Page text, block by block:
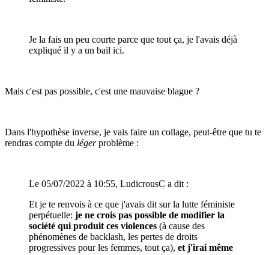
Je la fais un peu courte parce que tout ça, je l'avais déjà
expliqué il y a un bail ici.
Mais c'est pas possible, c'est une mauvaise blague ?
Dans l'hypothèse inverse, je vais faire un collage, peut-être que tu te
rendras compte du légerproblème :
Le 05/07/2022 à 10:55, LudicrousC a dit :
Et je te renvois à ce que j'avais dit sur la lutte féministe
perpétuelle: je ne crois pas possible de modifier la
société qui produit ces violences (à cause des
phénomènes de backlash, les pertes de droits
progressives pour les femmes, tout ça), et j'irai même